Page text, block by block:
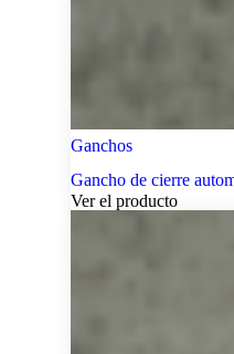
Ganchos
Gancho de cierre
Ver el producto